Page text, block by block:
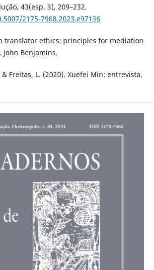
43(esp. 3), 209–232.
2175-7968.2023.e97136
translator ethics: principles for mediation
Benjamins.
& Freitas, L. (2020). Xuefei Min: entrevista.